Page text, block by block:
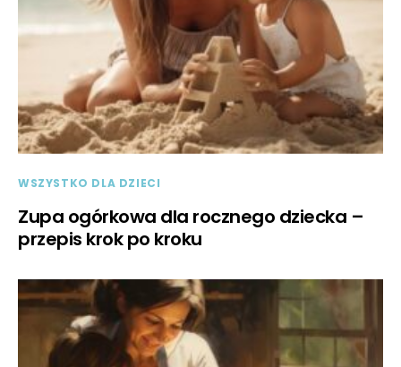
WSZYSTKO DLA DZIECI
Zupa ogórkowa dla rocznego dziecka –
przepis krok po kroku